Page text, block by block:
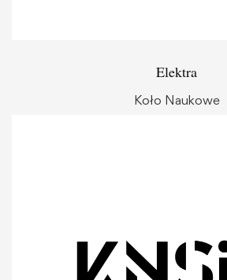
Elektra
Koło Naukowe